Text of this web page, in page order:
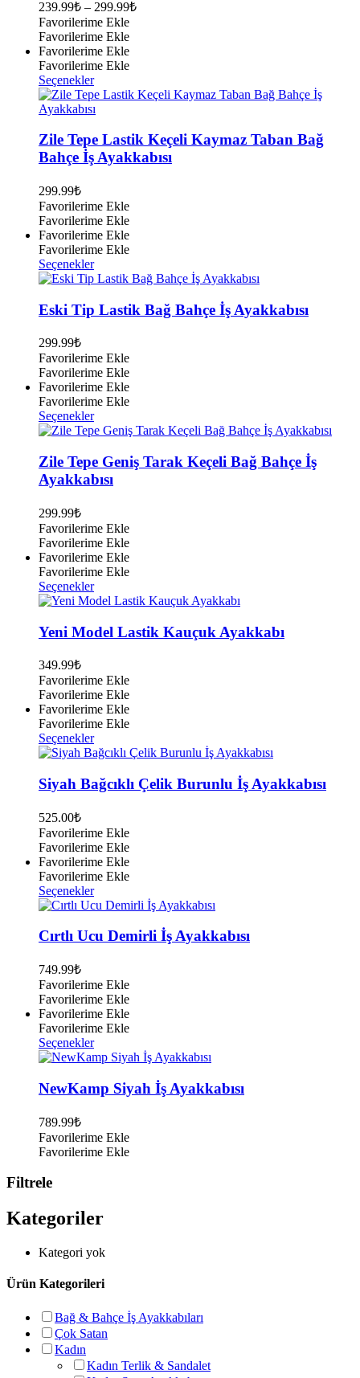
Seçenekler
ürün
sayfasından
seçilebilir
239.99₺ – 299.99₺
Favorilerime Ekle
Favorilerime Ekle
Favorilerime Ekle
Favorilerime Ekle
SeçeneklerBu
ürünün
birden
varyasyonu
var.
Seçenekler
seçilebilir
Zile Tepe Lastik Keçeli Kaymaz Taban Bağ
Bahçe İş Ayakkabısı
299.99₺
Favorilerime Ekle
Favorilerime Ekle
Favorilerime Ekle
Favorilerime Ekle
SeçeneklerBu
ürünün
fazla
varyasyonu
ürün
sayfasından
seçilebilir
Eski Tip Lastik Bağ Bahçe İş Ayakkabısı
299.99₺
Favorilerime Ekle
Favorilerime Ekle
Favorilerime Ekle
Favorilerime Ekle
SeçeneklerBu
ürünün
fazla
varyasyonu
var.
sayfasından
seçilebilir
Zile Tepe Geniş Tarak Keçeli Bağ Bahçe İş
Ayakkabısı
299.99₺
Favorilerime Ekle
Favorilerime Ekle
Favorilerime Ekle
Favorilerime Ekle
SeçeneklerBu
ürünün
fazla
varyasyonu
ürün
sayfasından
seçilebilir
Yeni Model Lastik Kauçuk Ayakkabı
349.99₺
Favorilerime Ekle
Favorilerime Ekle
Favorilerime Ekle
Favorilerime Ekle
SeçeneklerBu
ürünün
fazla
varyasyonu
ürün
sayfasından
seçilebilir
Siyah Bağcıklı Çelik Burunlu İş Ayakkabısı
525.00₺
Favorilerime Ekle
Favorilerime Ekle
Favorilerime Ekle
Favorilerime Ekle
SeçeneklerBu
ürünün
fazla
ürün
sayfasından
seçilebilir
Cırtlı Ucu Demirli İş Ayakkabısı
749.99₺
Favorilerime Ekle
Favorilerime Ekle
Favorilerime Ekle
Favorilerime Ekle
SeçeneklerBu
ürünün
fazla
varyasyonu
ürün
sayfasından
NewKamp Siyah İş Ayakkabısı
789.99₺
Favorilerime Ekle
Favorilerime Ekle
Filtrele
Kategoriler
Kategori yok
Ürün Kategorileri
Bağ & Bahçe İş Ayakkabıları
Çok Satan
Kadın
Kadın Terlik & Sandalet